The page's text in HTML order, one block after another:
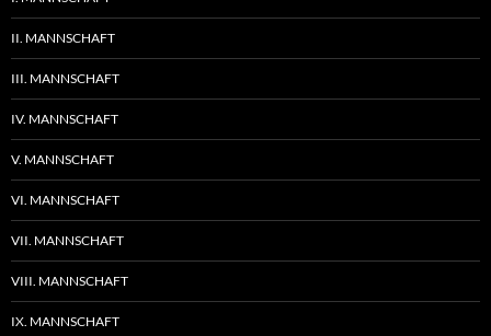
II. MANNSCHAFT
III. MANNSCHAFT
IV. MANNSCHAFT
V. MANNSCHAFT
VI. MANNSCHAFT
VII. MANNSCHAFT
VIII. MANNSCHAFT
IX. MANNSCHAFT